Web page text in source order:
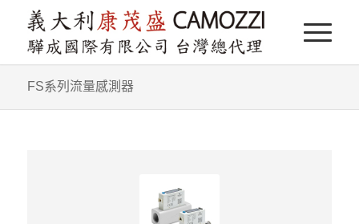
FS系列流量感測器